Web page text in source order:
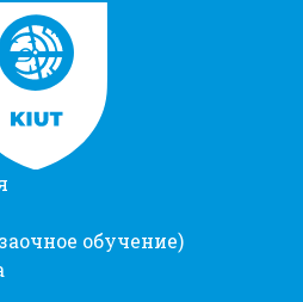
обучение)